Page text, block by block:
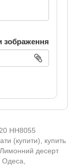
зображення
HH8055
(купити), купить
десерт